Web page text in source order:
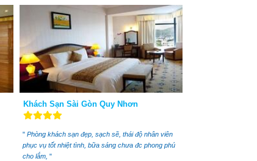
Khách Sạn Sài Gòn Quy Nhơn
"Phòng khách sạn đẹp, sạch sẽ, thái độ nhân viên
phục vụ tốt nhiệt tình, bữa sáng chưa đc phong phú
cho lắm, "